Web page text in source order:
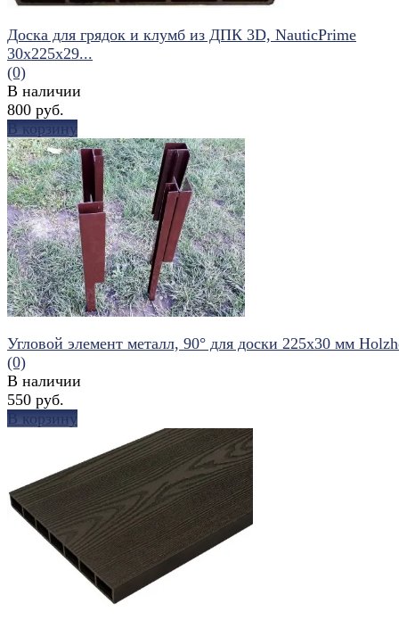
избранное сравнить
Доска для грядок и клумб из ДПК 3D, NauticPrime
30х225х29...
(0)
В наличии
800 руб.
В корзину
избранное сравнить
Угловой элемент металл, 90° для доски 225х30 мм
(0)
В наличии
550 руб.
В корзину